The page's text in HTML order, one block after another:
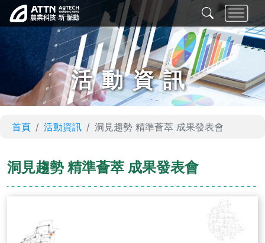
活動資訊
首頁 活動資訊 洞見趨勢 精準薈萃 成果發表會
洞見趨勢 精準薈萃 成果發表會